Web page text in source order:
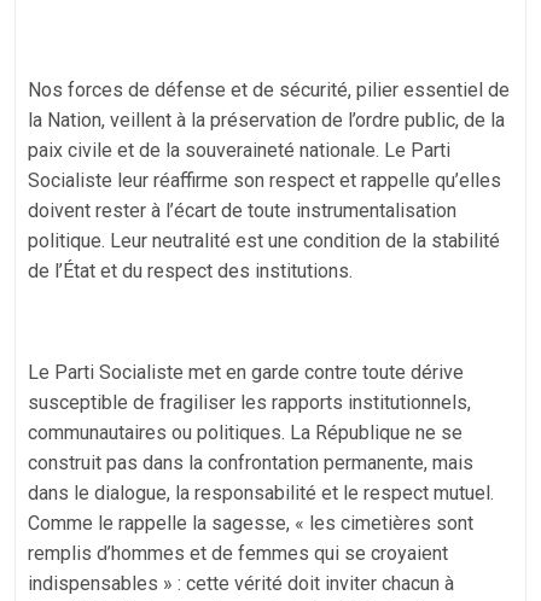
Nos forces de défense et de sécurité, pilier essentiel de
la Nation, veillent à la préservation de l’ordre public, de la
paix civile et de la souveraineté nationale. Le Parti
Socialiste leur réaffirme son respect et rappelle qu’elles
doivent rester à l’écart de toute instrumentalisation
politique. Leur neutralité est une condition de la stabilité
de l’État et du respect des institutions.
Le Parti Socialiste met en garde contre toute dérive
susceptible de fragiliser les rapports institutionnels,
communautaires ou politiques. La République ne se
construit pas dans la confrontation permanente, mais
dans le dialogue, la responsabilité et le respect mutuel.
Comme le rappelle la sagesse, « les cimetières sont
remplis d’hommes et de femmes qui se croyaient
indispensables » : cette vérité doit inviter chacun à